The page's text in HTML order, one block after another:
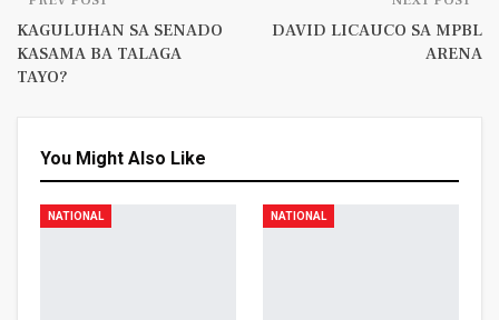
KAGULUHAN SA SENADO
KASAMA BA TALAGA
TAYO?
DAVID LICAUCO SA MPBL
ARENA
You Might Also Like
NATIONAL NATIONAL